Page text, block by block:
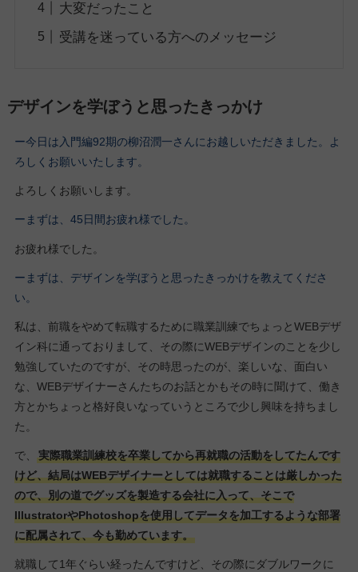
大変だったこと
受講を迷っている方へのメッセージ
デザインを学ぼうと思ったきっかけ
ー今日は入門編92期の柳沼潤一さんにお越しいただきました。よ
ろしくお願いいたします。
よろしくお願いします。
ーまずは、45日間お疲れ様でした。
お疲れ様でした。
ーまずは、デザインを学ぼうと思ったきっかけを教えてくださ
い。
私は、前職をやめて転職するために職業訓練でちょっとWEBデザ
イン科に通っておりまして、その際にWEBデザインのことを少し
勉強していたのですが、その時思ったのが、楽しいな、面白い
な、WEBデザイナーさんたちのお話とかもその時に聞けて、働き
方とかちょっと格好良いなっていうところで少し興味を持ちまし
た。
で、
実際職業訓練校を卒業してから再就職の活動をしてたんです
けど、結局はWEBデザイナーとしては就職することは厳しかった
ので、別の道でグッズを製造する会社に入って、そこで
IllustratorやPhotoshopを使用してデータを加工するような部署
に配属されて、今も勤めています。
就職して1年ぐらい経ったんですけど、その際にダブルワークに